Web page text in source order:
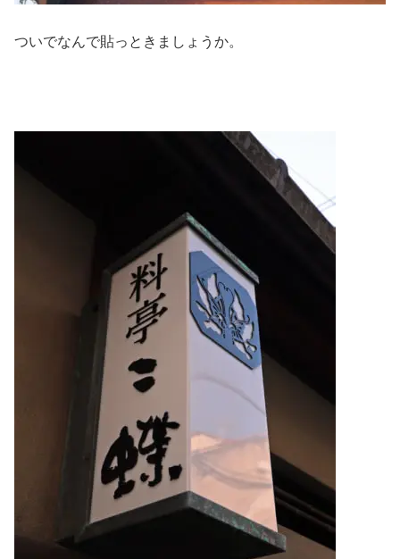
ついでなんで貼っときましょうか。